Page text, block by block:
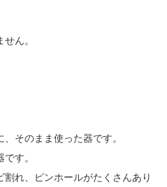
ん。
そのまま使った器です。
す。
れ、ピンホールがたくさんあり